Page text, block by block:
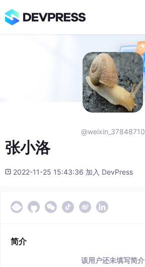
@weixin_37848710
张小洛
2022-11-25 15:43:36 加入 DevPress
简介
该用户还未填写简介